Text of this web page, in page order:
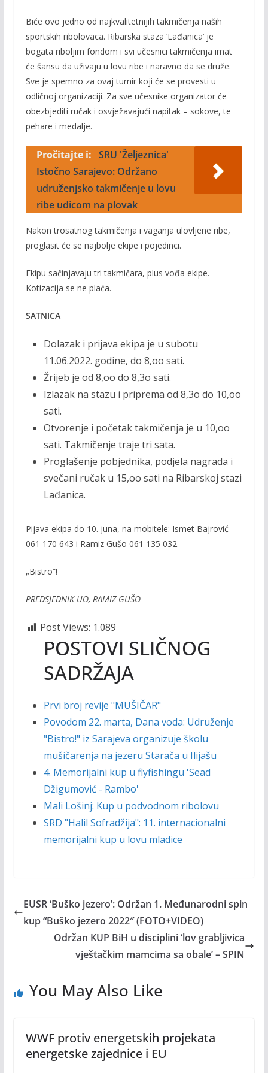
Biće ovo jedno od najkvalitetnijih takmičenja naših
sportskih ribolovaca. Ribarska staza ‘Lađanica’ je
bogata riboljim fondom i svi učesnici takmičenja imat
će šansu da uživaju u lovu ribe i naravno da se druže.
Sve je spemno za ovaj turnir koji će se provesti u
odličnoj organizaciji. Za sve učesnike organizator će
obezbjediti ručak i osvježavajući napitak – sokove, te
pehare i medalje.
Pročitajte i: SRU 'Željeznica'
Istočno Sarajevo: Održano
udruženjsko takmičenje u lovu
ribe udicom na plovak
Nakon trosatnog takmičenja i vaganja ulovljene ribe,
proglasit će se najbolje ekipe i pojedinci.
Ekipu sačinjavaju tri takmičara, plus vođa ekipe.
Kotizacija se ne plaća.
SATNICA
Dolazak i prijava ekipa je u subotu
11.06.2022. godine, do 8,oo sati.
Žrijeb je od 8,oo do 8,3o sati.
Izlazak na stazu i priprema od 8,3o do 10,oo
sati.
Otvorenje i početak takmičenja je u 10,oo
sati. Takmičenje traje tri sata.
Proglašenje pobjednika, podjela nagrada i
svečani ručak u 15,oo sati na Ribarskoj stazi
Lađanica.
Pijava ekipa do 10. juna, na mobitele: Ismet Bajrović
061 170 643 i Ramiz Gušo 061 135 032.
„Bistro“!
PREDSJEDNIK UO, RAMIZ GUŠO
Post Views: 1.089
POSTOVI SLIČNOG
SADRŽAJA
Prvi broj revije "MUŠIČAR"
Povodom 22. marta, Dana voda: Udruženje
"Bistro!" iz Sarajeva organizuje školu
mušičarenja na jezeru Starača u Ilijašu
4. Memorijalni kup u flyfishingu 'Sead
Džigumović - Rambo'
Mali Lošinj: Kup u podvodnom ribolovu
SRD "Halil Sofradžija": 11. internacionalni
memorijalni kup u lovu mladice
EUSR ‘Buško jezero’: Održan 1. Međunarodni spin
kup “Buško jezero 2022″ (FOTO+VIDEO)
Održan KUP BiH u disciplini ‘lov grabljivica
vještačkim mamcima sa obale’ – SPIN
You May Also Like
WWF protiv energetskih projekata
energetske zajednice i EU